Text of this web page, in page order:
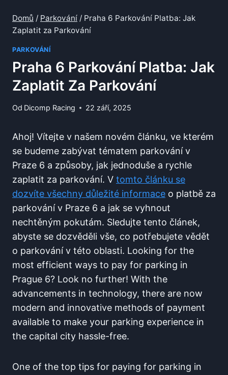
Domů / Parkování / Praha 6 Parkování Platba: Jak
Zaplatit za Parkování
PARKOVÁNÍ
Praha 6 Parkování Platba: Jak
Zaplatit Za Parkování
Od Dicomp Racing 22 září, 2025
Ahoj! Vítejte v našem novém článku, ve kterém
se budeme zabývat tématem parkování v
Praze 6 a‍ způsoby, jak jednoduše ​a rychle
zaplatit za parkování. V tomto článku se
dozvíte všechny důležité informace o platbě za​
parkování v Praze 6 a jak se vyhnout
nechtěným pokutám. Sledujte tento​ článek,
abyste se dozvěděli vše, co potřebujete vědět
o parkování v této oblasti. Looking for the
most efficient ways to pay for parking​ in
Prague 6? Look no further! With the
advancements in technology, there⁢ are⁤ now
modern and innovative methods of payment
available to make your‍ parking experience in
the capital city hassle-free.
One of the ‌top tips for paying for parking in⁢